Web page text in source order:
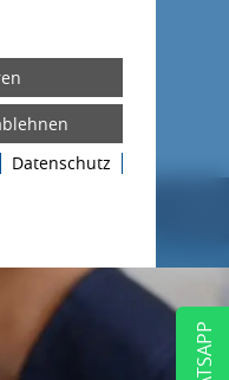
Localmat
Datenschutz